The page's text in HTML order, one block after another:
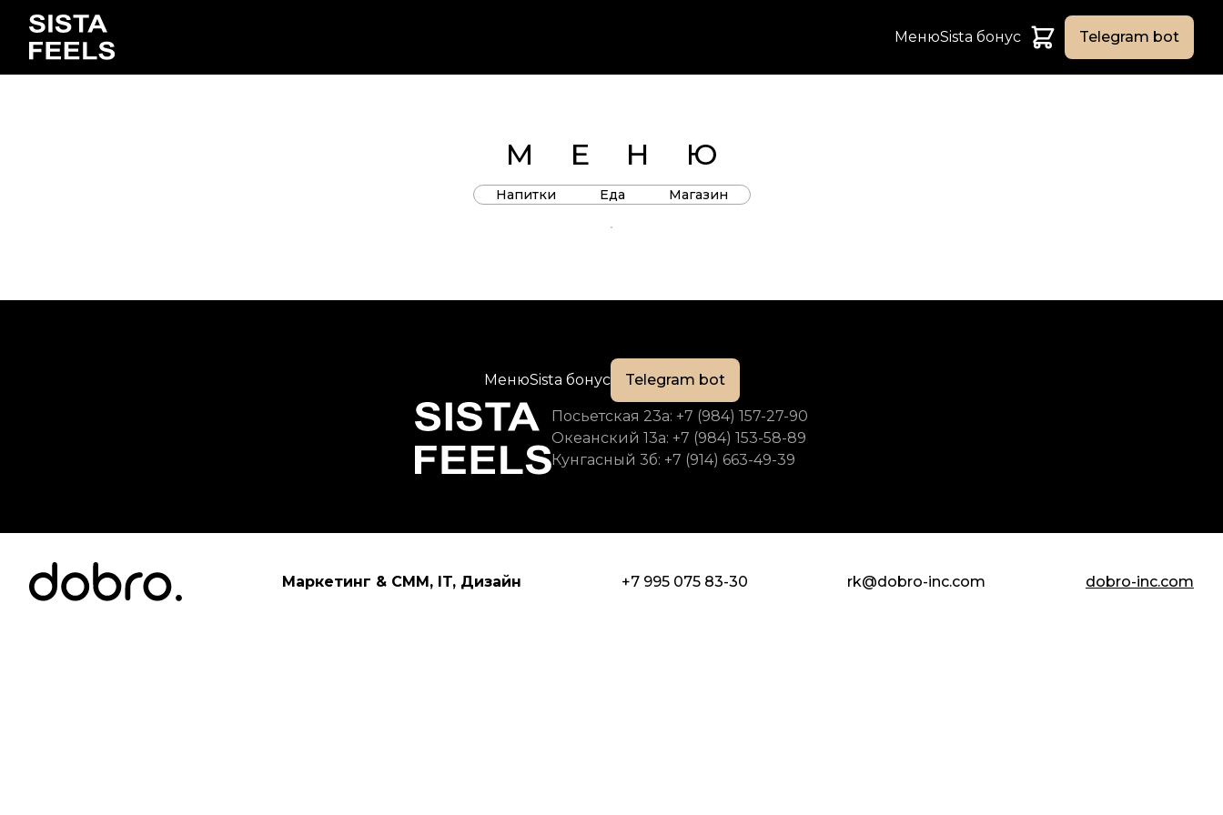
МенюSista бонус Telegram bot
МЕН Ю
Напитки Еда Магазин
МенюSista бонус Telegram bot
Посьетская 23а: +7 (984) 157-27-90
Океанский 13а: +7 (984) 153-58-89
Кунгасный 3б: +7 (914) 663-49-39
Маркетинг & СММ, IT, Дизайн +7 995 075 83-30 rk@dobro-inc.com dobro-inc.com